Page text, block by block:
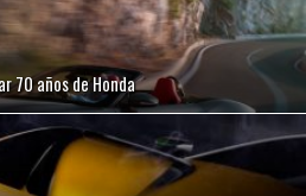
70 años de Honda